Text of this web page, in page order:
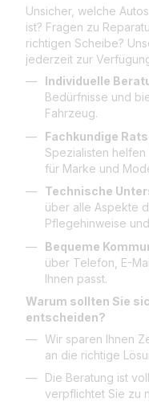
Unsicher, welche
ist? Fragen zu
richtigen Scheibe?
jederzeit zur
Individuelle
Bedürfnisse und
Fahrzeug.
Fachkundige
Spezialisten
für Marke und
Technische
über alle Aspekte
Pflegehinweise
Bequeme
über Telefon, E-
Ihnen passt.
Warum sollten Sie
entscheiden?
Wir sparen Ihnen
an die richtige
Die Beratung ist
verpflichtet Sie zu